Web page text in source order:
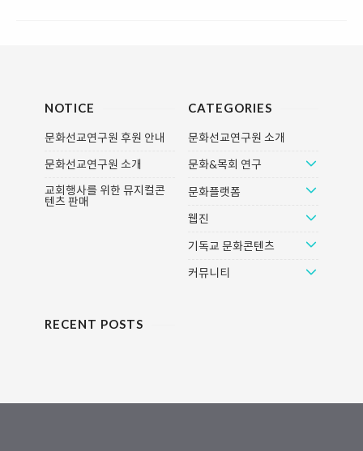
NOTICE
문화선교연구원 후원 안내
문화선교연구원 소개
교회행사를 위한 뮤지컬콘
텐츠 판매
CATEGORIES
문화선교연구원 소개
문화&목회 연구
문화플랫폼
웹진
기독교 문화콘텐츠
커뮤니티
RECENT POSTS